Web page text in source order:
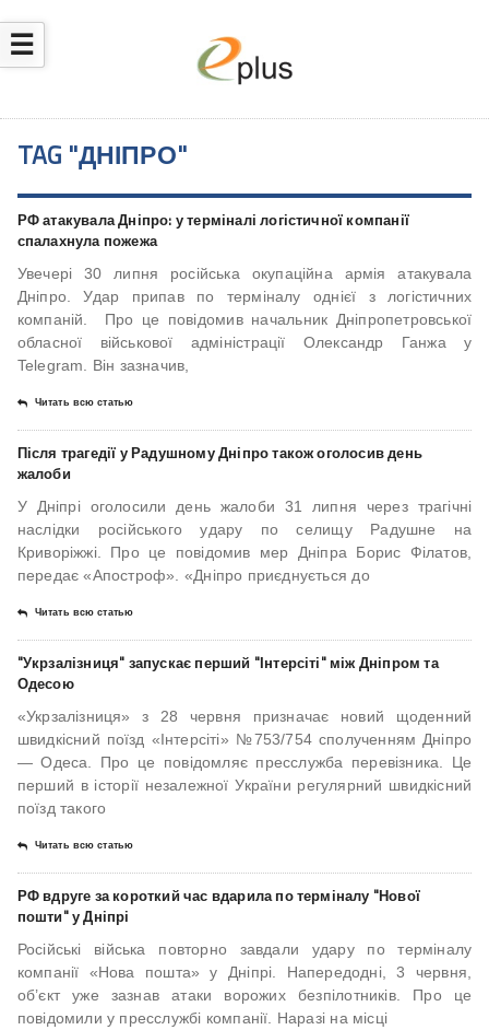
☰
TAG "ДНІПРО"
РФ атакувала Дніпро: у терміналі логістичної компанії
спалахнула пожежа
Увечері 30 липня російська окупаційна армія атакувала
Дніпро. Удар припав по терміналу однієї з логістичних
компаній. Про це повідомив начальник Дніпропетровської
обласної військової адміністрації Олександр Ганжа у
Telegram. Він зазначив,
Читать всю статью
Після трагедії у Радушному Дніпро також оголосив день
жалоби
У Дніпрі оголосили день жалоби 31 липня через трагічні
наслідки російського удару по селищу Радушне на
Криворіжжі. Про це повідомив мер Дніпра Борис Філатов,
передає «Апостроф». «Дніпро приєднується до
Читать всю статью
"Укрзалізниця" запускає перший "Інтерсіті" між Дніпром та
Одесою
«Укрзалізниця» з 28 червня призначає новий щоденний
швидкісний поїзд «Інтерсіті» №753/754 сполученням Дніпро
— Одеса. Про це повідомляє пресслужба перевізника. Це
перший в історії незалежної України регулярний швидкісний
поїзд такого
Читать всю статью
РФ вдруге за короткий час вдарила по терміналу "Нової
пошти" у Дніпрі
Російські війська повторно завдали удару по терміналу
компанії «Нова пошта» у Дніпрі. Напередодні, 3 червня,
об’єкт уже зазнав атаки ворожих безпілотників. Про це
повідомили у пресслужбі компанії. Наразі на місці